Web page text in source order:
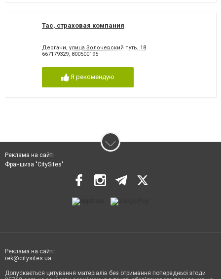
Тас, страховая компания
Дергачи, улица Золочевский путь, 18
667179329, 800500195
Я рекомендую
Реклама на сайті
Франшиза "CitySites"
Реклама на сайті:
rek@citysites.ua
Допускається цитування матеріалів без отримання попередньої згоди